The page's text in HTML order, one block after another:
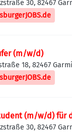
30, 82467
Deutschland
(m/w/d)
18, 82467
Deutschland
(m/w/d) für
30, 82467